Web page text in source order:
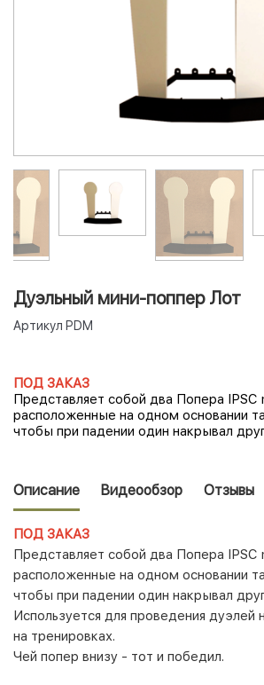
Дуэльный мини-поппер Лот
Артикул PDM
ПОД ЗАКАЗ
Представляет собой два Попера IPSC
расположенные на одном основании
чтобы при падении один накрывал
Описание Видеообзор Отзывы
ПОД ЗАКАЗ
Представляет собой два Попера IPSC
расположенные на одном основании
чтобы при падении один накрывал
Используется для проведения дуэлей
на тренировках.
Чей попер внизу - тот и победил.